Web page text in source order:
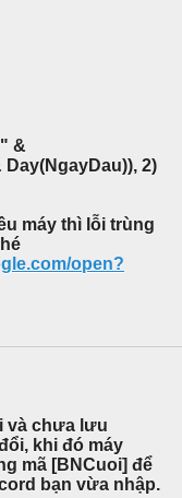
&
2)
máy thì lỗi trùng
open?
và chưa lưu
khi đó máy
mã [BNCuoi] để
bạn vừa nhập.